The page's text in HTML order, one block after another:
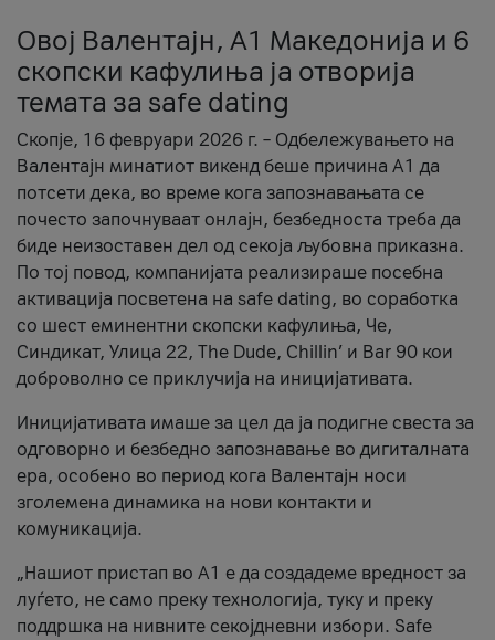
Овој Валентајн, A1 Македонија и 6
скопски кафулиња ја отворија
темата за safe dating
Скопје, 16 февруари 2026 г. – Одбележувањето на
Валентајн минатиот викенд беше причина А1 да
потсети дека, во време кога запознавањата се
почесто започнуваат онлајн, безбедноста треба да
биде неизоставен дел од секоја љубовна приказна.
По тој повод, компанијата реализираше посебна
активација посветена на safe dating, во соработка
со шест еминентни скопски кафулиња, Че,
Синдикат, Улица 22, The Dude, Chillin’ и Bar 90 кои
доброволно се приклучија на иницијативата.
Иницијативата имаше за цел да ја подигне свеста за
одговорно и безбедно запознавање во дигиталната
ера, особено во период кога Валентајн носи
зголемена динамика на нови контакти и
комуникација.
„Нашиот пристап во А1 е да создадеме вредност за
луѓето, не само преку технологија, туку и преку
поддршка на нивните секојдневни избори. Safe